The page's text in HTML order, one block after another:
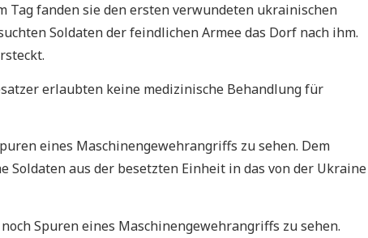
Tag fanden sie den ersten verwundeten ukrainischen
Soldaten der feindlichen Armee das Dorf nach ihm.
erlaubten keine medizinische Behandlung für
eines Maschinengewehrangriffs zu sehen. Dem
Soldaten aus der besetzten Einheit in das von der Ukraine
Spuren eines Maschinengewehrangriffs zu sehen.